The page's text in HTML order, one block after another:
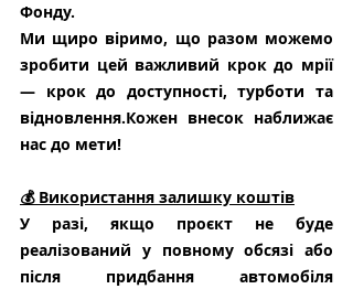
Фонду.
Ми щиро віримо, що разом можемо
зробити цей важливий крок до мрії
— крок до доступності, турботи та
відновлення.Кожен внесок наближає
нас до мети!
💰 Використання залишку коштів
У разі, якщо проєкт не буде
реалізований у повному обсязі або
після придбання автомобіля